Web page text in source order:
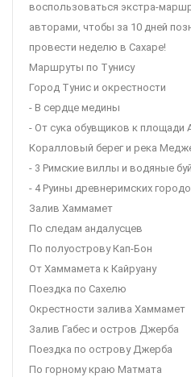
воспользоваться экстра-
авторами, чтобы за 10 дней
провести неделю в Сахаре!
Маршруты по Тунису
Город Тунис и окрестности
- В сердце медины
- От сука обувщиков к площади
Коралловый берег и река
- 3 Римские виллы и водяные
- 4 Руины древнеримских
Залив Хаммамет
По следам андалусцев
По полуострову Кап-Бон
От Хаммамета к Кайруану
Поездка по Сахелю
Окрестности залива Хаммамет
Залив Габес и остров Джерба
Поездка по острову Джерба
По горному краю Матмата